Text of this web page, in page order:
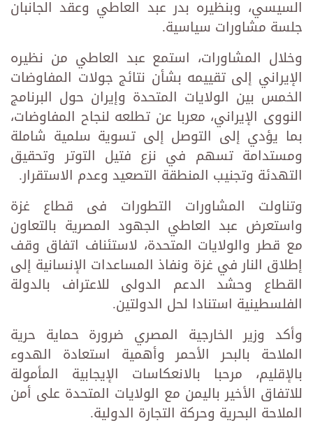
السيسي، وبنظيره بدر عبد العاطي وعقد الجانبان
جلسة مشاورات سياسية.
وخلال المشاورات، استمع عبد العاطي من نظيره
الإيراني إلى تقييمه بشأن نتائج جولات المفاوضات
الخمس بين الولايات المتحدة وإيران حول البرنامج
النووى الإيراني، معربا عن تطلعه لنجاح المفاوضات،
بما يؤدي إلى التوصل إلى تسوية سلمية شاملة
ومستدامة تسهم في نزع فتيل التوتر وتحقيق
التهدئة وتجنيب المنطقة التصعيد وعدم الاستقرار.
وتناولت المشاورات التطورات فى قطاع غزة
واستعرض عبد العاطي الجهود المصرية بالتعاون
مع قطر والولايات المتحدة، لاستئناف اتفاق وقف
إطلاق النار في غزة ونفاذ المساعدات الإنسانية إلى
القطاع وحشد الدعم الدولى للاعتراف بالدولة
الفلسطينية استنادا لحل الدولتين.
وأكد وزير الخارجية المصري ضرورة حماية حرية
الملاحة بالبحر الأحمر وأهمية استعادة الهدوء
بالإقليم، مرحبا بالانعكاسات الإيجابية المأمولة
للاتفاق الأخير باليمن مع الولايات المتحدة على أمن
الملاحة البحرية وحركة التجارة الدولية.